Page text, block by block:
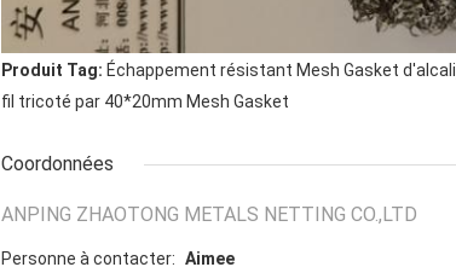
Produit Tag: Échappement résistant Mesh Gasket d'alcali
fil tricoté par 40*20mm Mesh Gasket
Coordonnées
ANPING ZHAOTONG METALS NETTING CO.,LTD
Personne à contacter: Aimee